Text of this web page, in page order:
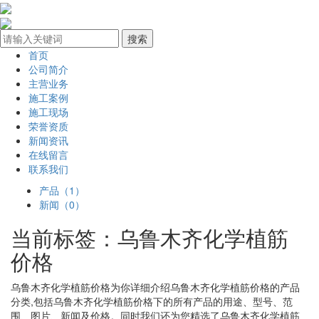
首页
公司简介
主营业务
施工案例
施工现场
荣誉资质
新闻资讯
在线留言
联系我们
产品（1）
新闻（0）
当前标签： 乌鲁木齐化学植筋
价格
乌鲁木齐化学植筋价格为你详细介绍乌鲁木齐化学植筋价格的产品
分类,包括乌鲁木齐化学植筋价格下的所有产品的用途、型号、范
围、图片、新闻及价格。同时我们还为您精选了乌鲁木齐化学植筋